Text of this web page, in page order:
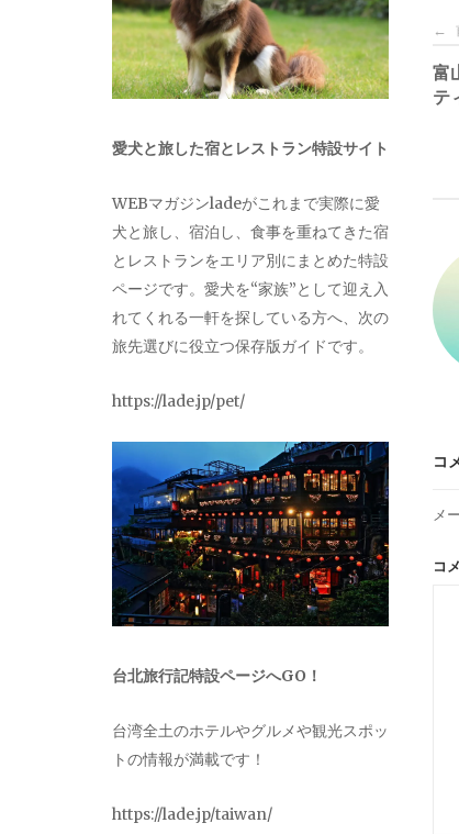
ン
←
富
テ
コ
メ
コ
愛犬と旅した宿とレストラン特設サイト
WEBマガジンladeがこれまで実際に愛
犬と旅し、宿泊し、食事を重ねてきた宿
とレストランをエリア別にまとめた特設
ページです。愛犬を“家族”として迎え入
れてくれる一軒を探している方へ、次の
旅先選びに役立つ保存版ガイドです。
https://lade.jp/pet/
台北旅行記特設ページへGO！
台湾全土のホテルやグルメや観光スポッ
トの情報が満載です！
https://lade.jp/taiwan/